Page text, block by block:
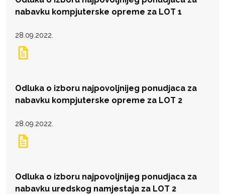
nabavku kompjuterske opreme za LOT 1
28.09.2022.
Odluka o izboru najpovoljnijeg ponudjaca za
nabavku kompjuterske opreme za LOT 2
28.09.2022.
Odluka o izboru najpovoljnijeg ponudjaca za
nabavku uredskog namjestaja za LOT 2